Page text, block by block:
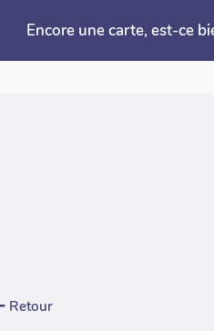
principal
Encore une carte, est-ce
Retour